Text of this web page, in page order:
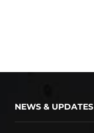
NEWS & UPDATES